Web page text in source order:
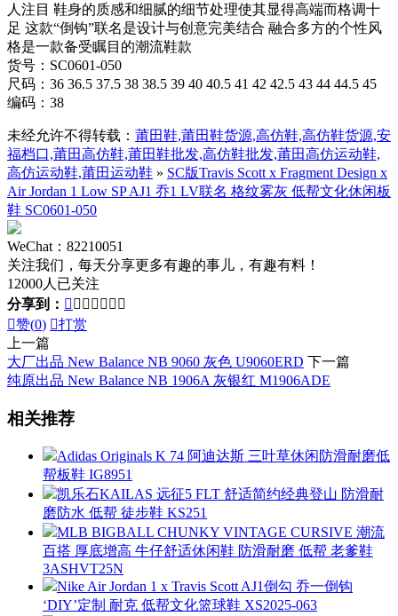
人注目 鞋身的质感和细腻的细节处理使其显得高端而格调十
足 这款“倒钩”联名是设计与创意完美结合 融合多方的个性风
格是一款备受瞩目的潮流鞋款
货号：SC0601-050
尺码：36 36.5 37.5 38 38.5 39 40 40.5 41 42 42.5 43 44 44.5 45
编码：38
未经允许不得转载： 莆田鞋,莆田鞋货源,高仿鞋,高仿鞋货源,安
福档口,莆田高仿鞋,莆田鞋批发,高仿鞋批发,莆田高仿运动鞋,
高仿运动鞋,莆田运动鞋 » SC版Travis Scott x Fragment Design x
Air Jordan 1 Low SP AJ1 乔1 LV联名 格纹雾灰 低帮文化休闲板
鞋 SC0601-050
WeChat：82210051
关注我们，每天分享更多有趣的事儿，有趣有料！
12000人已关注
分享到：       
赞(0) 打赏
上一篇
大厂出品 New Balance NB 9060 灰色 U9060ERD 下一篇
纯原出品 New Balance NB 1906A 灰银红 M1906ADE
相关推荐
Adidas Originals K 74 阿迪达斯 三叶草休闲防滑耐磨低
帮板鞋 IG8951
凯乐石KAILAS 远征5 FLT 舒适简约经典登山 防滑耐
磨防水 低帮 徒步鞋 KS251
MLB BIGBALL CHUNKY VINTAGE CURSIVE 潮流
百搭 厚底增高 牛仔舒适休闲鞋 防滑耐磨 低帮 老爹鞋
3ASHVT25N
Nike Air Jordan 1 x Travis Scott AJ1倒勾 乔一倒钩
‘DIY’定制 耐克 低帮文化篮球鞋 XS2025-063